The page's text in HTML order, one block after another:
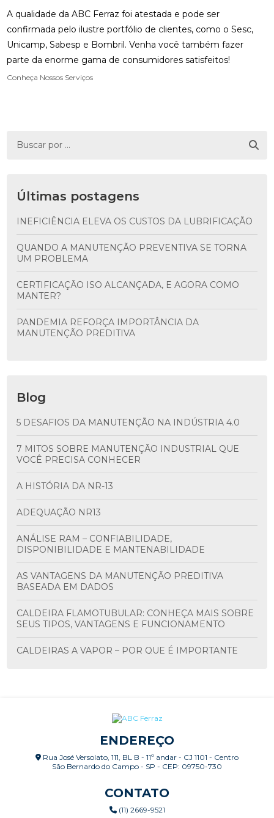
A qualidade da ABC Ferraz foi atestada e pode ser
confirmada pelo ilustre portfólio de clientes, como o Sesc,
Unicamp, Sabesp e Bombril. Venha você também fazer
parte da enorme gama de consumidores satisfeitos!
Conheça Nossos Serviços
Últimas postagens
INEFICIÊNCIA ELEVA OS CUSTOS DA LUBRIFICAÇÃO
QUANDO A MANUTENÇÃO PREVENTIVA SE TORNA
UM PROBLEMA
CERTIFICAÇÃO ISO ALCANÇADA, E AGORA COMO
MANTER?
PANDEMIA REFORÇA IMPORTÂNCIA DA
MANUTENÇÃO PREDITIVA
Blog
5 DESAFIOS DA MANUTENÇÃO NA INDÚSTRIA 4.0
7 MITOS SOBRE MANUTENÇÃO INDUSTRIAL QUE
VOCÊ PRECISA CONHECER
A HISTÓRIA DA NR-13
ADEQUAÇÃO NR13
ANÁLISE RAM – CONFIABILIDADE,
DISPONIBILIDADE E MANTENABILIDADE
AS VANTAGENS DA MANUTENÇÃO PREDITIVA
BASEADA EM DADOS
CALDEIRA FLAMOTUBULAR: CONHEÇA MAIS SOBRE
SEUS TIPOS, VANTAGENS E FUNCIONAMENTO
CALDEIRAS A VAPOR – POR QUE É IMPORTANTE
RASTREADA
ENDEREÇO
Rua José Versolato, 111, BL B - 11º andar - CJ 1101 - Centro
São Bernardo do Campo - SP - CEP: 09750-730
CONTATO
(11) 2669-9521